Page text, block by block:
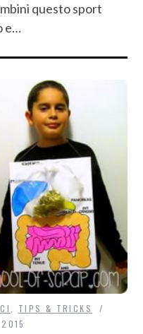
questo sport
e…
TIPS & TRICKS